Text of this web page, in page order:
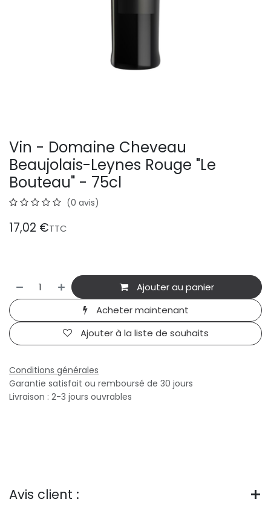
Vin - Domaine Cheveau
Beaujolais-Leynes Rouge "Le
Bouteau" - 75cl
(0 avis)
17,02 €TTC
Ajouter au panier
Acheter maintenant
Ajouter à la liste de souhaits
Conditions générales
Garantie satisfait ou remboursé de 30 jours
Livraison : 2-3 jours ouvrables
Avis client :